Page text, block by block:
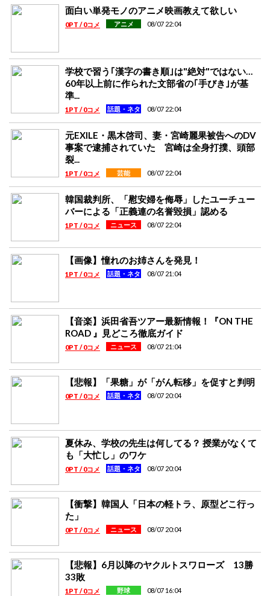
面白い単発モノのアニメ映画教えて欲しい
0PT / 0コメ アニメ 08/07 22:04
学校で習う｢漢字の書き順｣は"絶対"ではない…
60年以上前に作られた文部省の｢手びき｣が基
準...
1PT / 0コメ 話題・ネタ 08/07 22:04
元EXILE・黒木啓司、妻・宮崎麗果被告へのDV
事案で逮捕されていた 宮崎は全身打撲、頭部
裂...
1PT / 0コメ 芸能 08/07 22:04
韓国裁判所、「慰安婦を侮辱」したユーチュー
バーによる「正義連の名誉毀損」認める
1PT / 0コメ ニュース 08/07 22:04
【画像】憧れのお姉さんを発見！
1PT / 0コメ 話題・ネタ 08/07 21:04
【音楽】浜田省吾ツアー最新情報！『ON THE
ROAD 』見どころ徹底ガイド
0PT / 0コメ ニュース 08/07 21:04
【悲報】「果糖」が「がん転移」を促すと判明
0PT / 0コメ 話題・ネタ 08/07 20:04
夏休み、学校の先生は何してる？ 授業がなくて
も「大忙し」のワケ
0PT / 0コメ 話題・ネタ 08/07 20:04
【衝撃】韓国人「日本の軽トラ、原型どこ行っ
た」
0PT / 0コメ ニュース 08/07 20:04
【悲報】6月以降のヤクルトスワローズ 13勝
33敗
1PT / 0コメ 野球 08/07 16:04